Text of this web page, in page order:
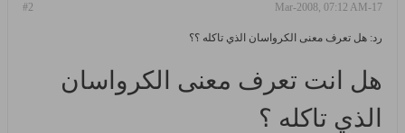
#2 17-Mar-2008, 07:12 AM
رد: هل تعرف معنى الكرواسان الذي تاكله ؟؟
هل انت تعرف معنى الكرواسان
الذي تاكله ؟